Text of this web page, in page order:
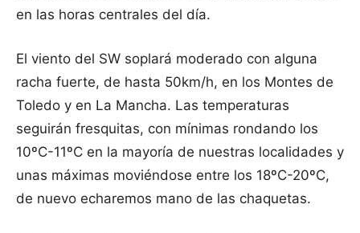
en las horas centrales del día.
El viento del SW soplará moderado con alguna
racha fuerte, de hasta 50km/h, en los Montes de
Toledo y en La Mancha. Las temperaturas
seguirán fresquitas, con mínimas rondando los
10ºC-11ºC en la mayoría de nuestras localidades y
unas máximas moviéndose entre los 18ºC-20ºC,
de nuevo echaremos mano de las chaquetas.